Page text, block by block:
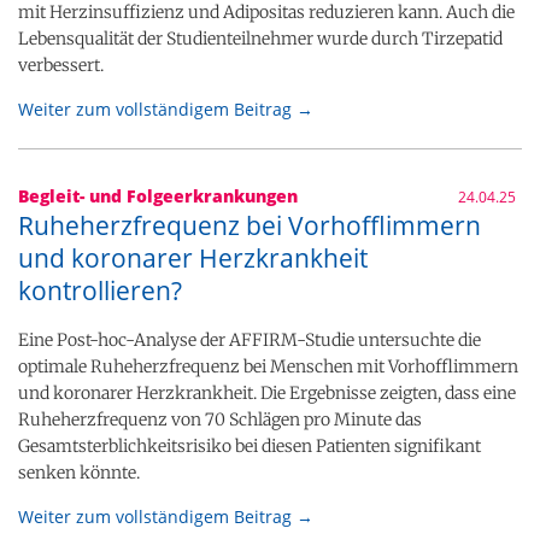
mit Herzinsuffizienz und Adipositas reduzieren kann. Auch die
Lebensqualität der Studienteilnehmer wurde durch Tirzepatid
verbessert.
Weiter zum vollständigem Beitrag →
Begleit- und Folgeerkrankungen 24.04.25
Ruheherzfrequenz bei Vorhofflimmern
und koronarer Herzkrankheit
kontrollieren?
Eine Post-hoc-Analyse der AFFIRM-Studie untersuchte die
optimale Ruheherzfrequenz bei Menschen mit Vorhofflimmern
und koronarer Herzkrankheit. Die Ergebnisse zeigten, dass eine
Ruheherzfrequenz von 70 Schlägen pro Minute das
Gesamtsterblichkeitsrisiko bei diesen Patienten signifikant
senken könnte.
Weiter zum vollständigem Beitrag →